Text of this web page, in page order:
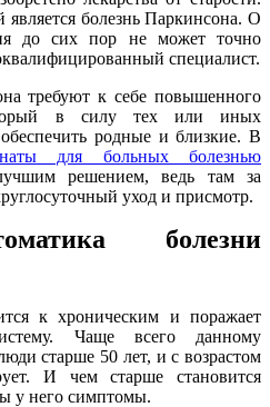
болезнь Паркинсона. О
до сих пор не может точно
специалист.
требуют к себе повышенного
в силу тех или иных
родные и близкие. В
для больных болезнью
решением, ведь там за
уход и присмотр.
болезни
к хроническим и поражает
Чаще всего данному
старше 50 лет, и с возрастом
И чем старше становится
у него симптомы.